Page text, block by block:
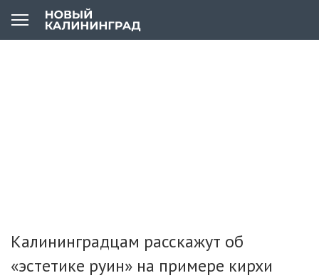
Калининградцам расскажут об
«эстетике руин» на примере кирхи